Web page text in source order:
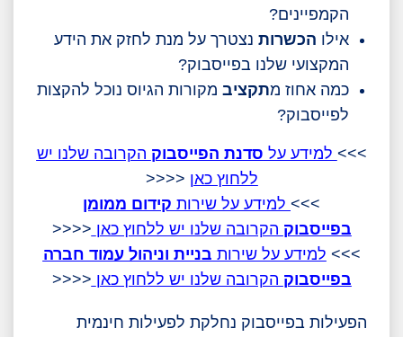
הקמפיינים?
אילו הכשרות נצטרך על מנת לחזק את הידע
המקצועי שלנו בפייסבוק?
כמה אחוז מתקציב מקורות הגיוס נוכל להקצות
לפייסבוק?
>>> למידע על סדנת הפייסבוק הקרובה שלנו יש
ללחוץ כאן <<<<
>>> למידע על שירות קידום ממומן
בפייסבוק הקרובה שלנו יש ללחוץ כאן <<<<
>>> למידע על שירות בניית וניהול עמוד חברה
בפייסבוק הקרובה שלנו יש ללחוץ כאן <<<<
הפעילות בפייסבוק נחלקת לפעילות חינמית